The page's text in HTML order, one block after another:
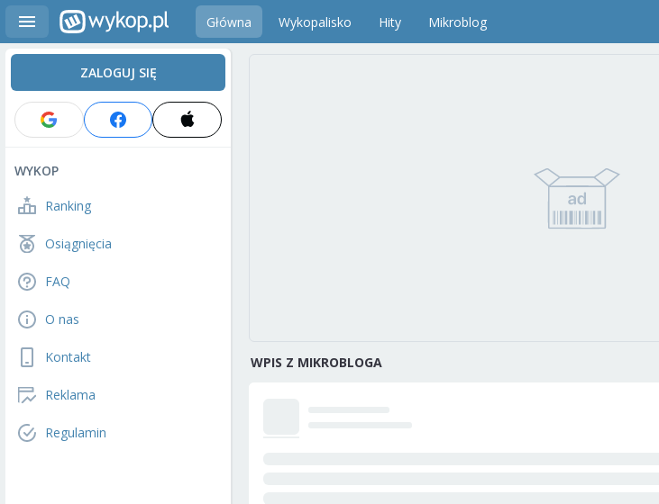
Główna Wykopalisko Hity Mikroblog
ZALOGUJ SIĘ
WYKOP
Ranking
Osiągnięcia
FAQ
O nas
Kontakt
Reklama
Regulamin
WPIS Z MIKROBLOGA